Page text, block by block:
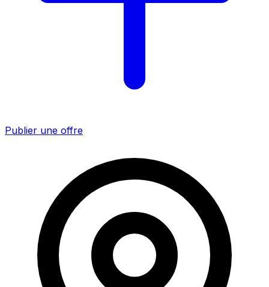
Publier une offre